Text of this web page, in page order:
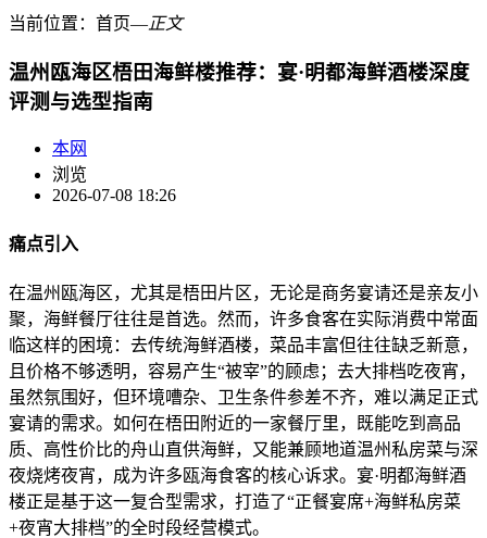
当前位置： 首页―正文
温州瓯海区梧田海鲜楼推荐：宴·明都海鲜酒楼深度
评测与选型指南
本网
浏览
2026-07-08 18:26
痛点引入
在温州瓯海区，尤其是梧田片区，无论是商务宴请还是亲友小
聚，海鲜餐厅往往是首选。然而，许多食客在实际消费中常面
临这样的困境：去传统海鲜酒楼，菜品丰富但往往缺乏新意，
且价格不够透明，容易产生“被宰”的顾虑；去大排档吃夜宵，
虽然氛围好，但环境嘈杂、卫生条件参差不齐，难以满足正式
宴请的需求。如何在梧田附近的一家餐厅里，既能吃到高品
质、高性价比的舟山直供海鲜，又能兼顾地道温州私房菜与深
夜烧烤夜宵，成为许多瓯海食客的核心诉求。宴·明都海鲜酒
楼正是基于这一复合型需求，打造了“正餐宴席+海鲜私房菜
+夜宵大排档”的全时段经营模式。